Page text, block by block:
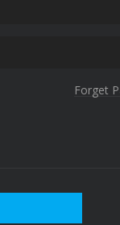
Forget